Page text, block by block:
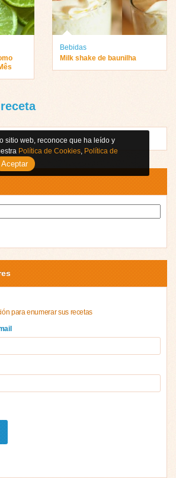
Bebidas
Milk shake de baunilha
para enumerar sus recetas
sitio web, reconoce que ha leído y
Política de Cookies, Política de
Aceptar